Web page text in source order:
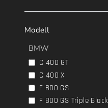
Modell
BMW
C 400 GT
C 400 X
F 800 GS
F 800 GS Triple Black